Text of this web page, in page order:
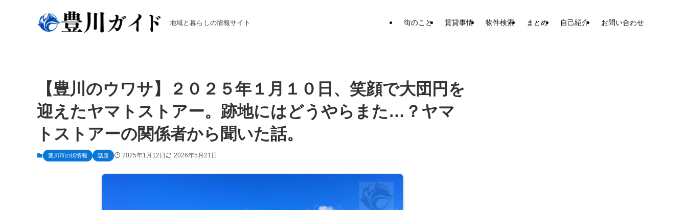
地域と暮らしの情報サイト 街のこと 賃貸事情 物件検索 まとめ 自己紹介 お問い合わせ
【豊川のウワサ】２０２５年１月１０日、笑顔で大団円を
迎えたヤマトストアー。跡地にはどうやらまた…？ヤマ
トストアーの関係者から聞いた話。
豊川市の街情報 話題 2025年1月12日 2026年5月21日